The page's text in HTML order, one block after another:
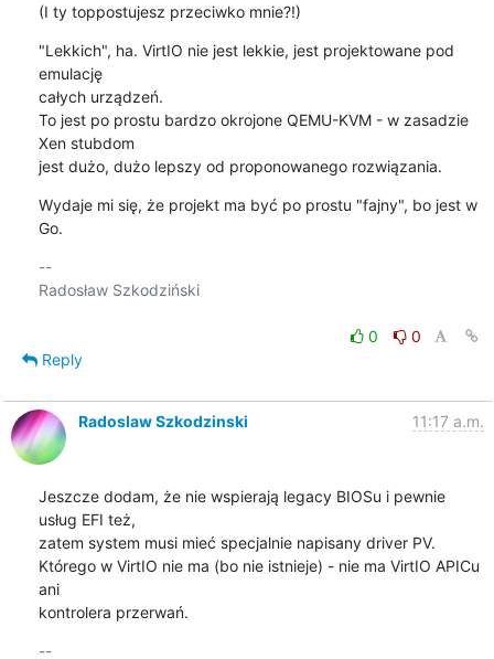
(I ty toppostujesz przeciwko mnie?!)
"Lekkich", ha. VirtIO nie jest lekkie, jest projektowane pod
emulację
całych urządzeń.
To jest po prostu bardzo okrojone QEMU-KVM - w zasadzie
Xen stubdom
jest dużo, dużo lepszy od proponowanego rozwiązania.
Wydaje mi się, że projekt ma być po prostu "fajny", bo jest w
Go.
--
Radosław Szkodziński
0
0
Reply
Radoslaw Szkodzinski 11:17 a.m.
Jeszcze dodam, że nie wspierają legacy BIOSu i pewnie
usług EFI też,
zatem system musi mieć specjalnie napisany driver PV.
Którego w VirtIO nie ma (bo nie istnieje) - nie ma VirtIO APICu
ani
kontrolera przerwań.
--